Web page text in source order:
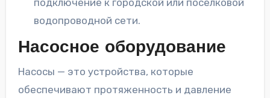
водопроводной сети.
Насосное оборудование
Насосы — это устройства, которые
обеспечивают протяженность и давление